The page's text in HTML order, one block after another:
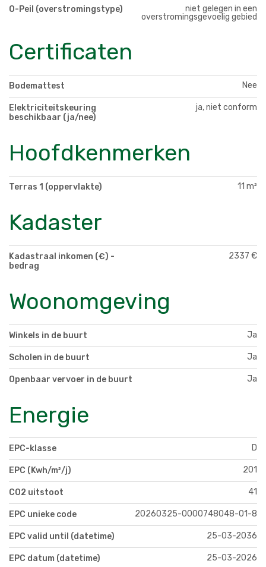
O-Peil (overstromingstype)
niet gelegen in een
overstromingsgevoelig gebied
Certificaten
Bodemattest Nee
Elektriciteitskeuring
beschikbaar (ja/nee)
ja, niet conform
Hoofdkenmerken
Terras 1 (oppervlakte) 11 m²
Kadaster
Kadastraal inkomen (€) -
bedrag
2337 €
Woonomgeving
Winkels in de buurt Ja
Scholen in de buurt Ja
Openbaar vervoer in de buurt Ja
Energie
EPC-klasse D
EPC (Kwh/m²/j) 201
CO2 uitstoot 41
EPC unieke code 20260325-0000748048-01-8
EPC valid until (datetime) 25-03-2036
EPC datum (datetime) 25-03-2026